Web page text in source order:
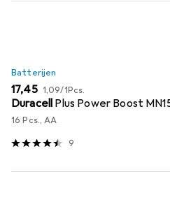
Batterijen
EUR
17,45 EUR
1,09/1Pcs.
Duracell Plus Power Boost
16 Pcs., AA
9